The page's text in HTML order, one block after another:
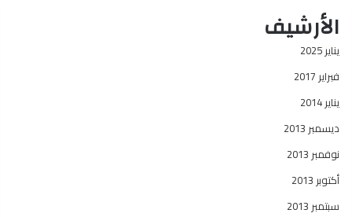
الأرشيف
يناير 2025
فبراير 2017
يناير 2014
ديسمبر 2013
نوفمبر 2013
أكتوبر 2013
سبتمبر 2013